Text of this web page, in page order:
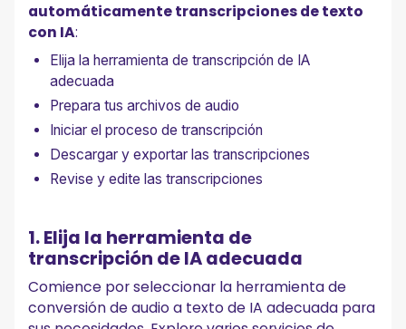
automáticamente transcripciones de texto
con IA:
Elija la herramienta de transcripción de IA
adecuada
Prepara tus archivos de audio
Iniciar el proceso de transcripción
Descargar y exportar las transcripciones
Revise y edite las transcripciones
1. Elija la herramienta de
transcripción de IA adecuada
Comience por seleccionar la herramienta de
conversión de audio a texto de IA adecuada para